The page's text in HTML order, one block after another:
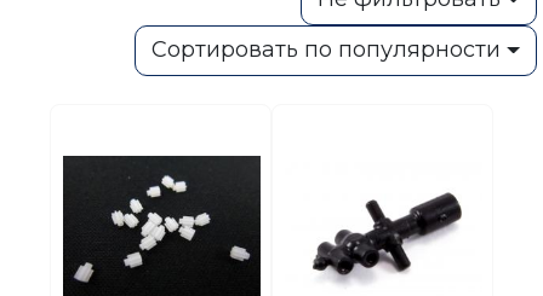
Сортировать по популярности